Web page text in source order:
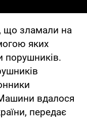
що зламали на
яких
порушників.
вдалося
передає